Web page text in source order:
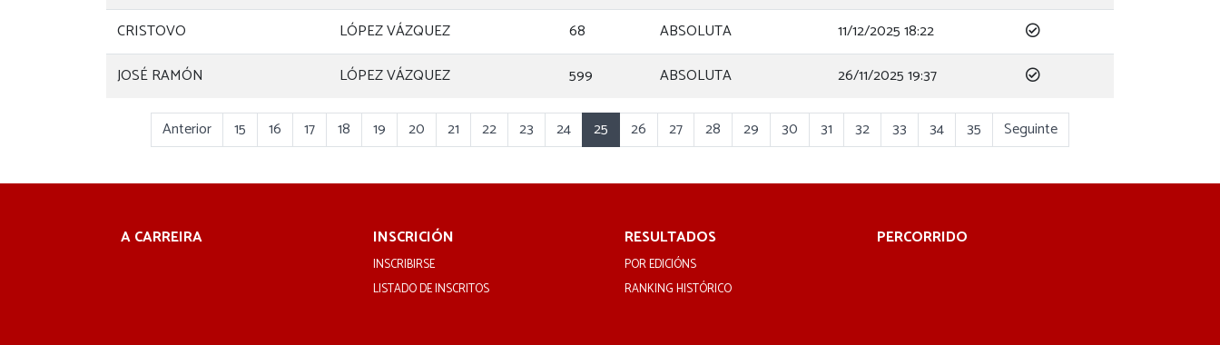
CRISTOVO
LÓPEZ VÁZQUEZ 68 ABSOLUTA
11/12/2025 18:22
JOSÉ RAMÓN
LÓPEZ VÁZQUEZ 599 ABSOLUTA 26/11/2025 19:37
Anterior 15 16 17 18 19 20 21 22 23 24 25 26 27 28 29 30 31 32 33 34 35 Seguinte
A CARREIRA INSCRICIÓN
INSCRIBIRSE
LISTADO DE INSCRITOS
RESULTADOS
POR EDICIÓNS
RANKING HISTÓRICO
PERCORRIDO